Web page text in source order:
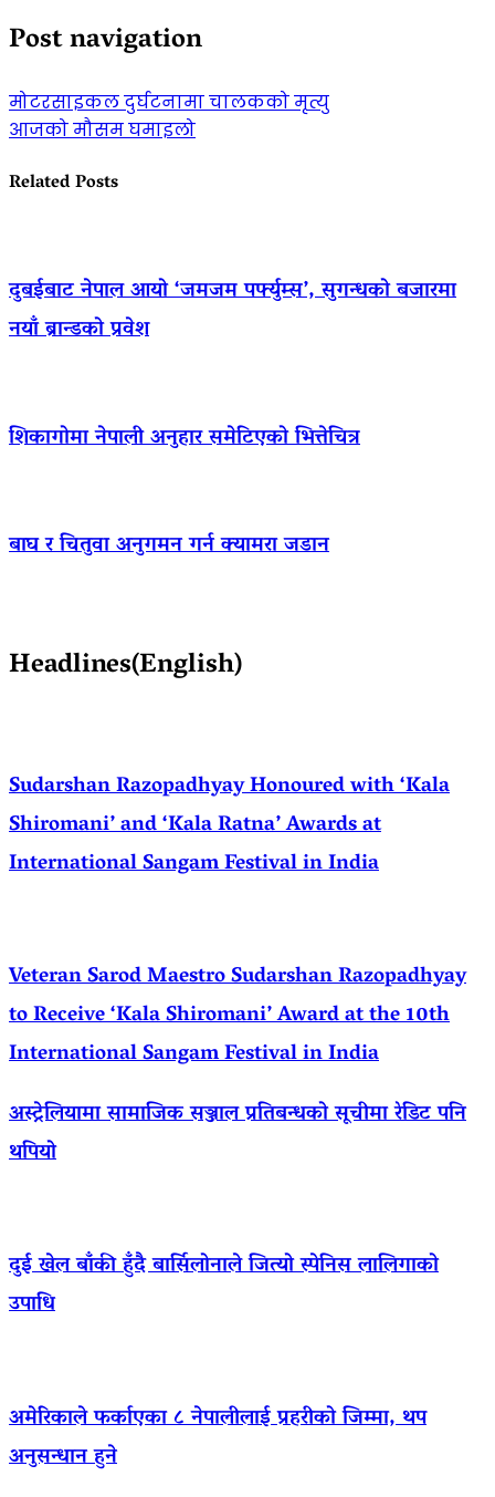
Post navigation
मोटरसाइकल दुर्घटनामा चालकको मृत्यु
आजको मौसम घमाइलो
Related Posts
दुबईबाट नेपाल आयो ‘जमजम पर्फ्युम्स’, सुगन्धको बजारमा
नयाँ ब्रान्डको प्रवेश
शिकागोमा नेपाली अनुहार समेटिएको भित्तेचित्र
बाघ र चितुवा अनुगमन गर्न क्यामरा जडान
Headlines(English)
Sudarshan Razopadhyay Honoured with ‘Kala
Shiromani’ and ‘Kala Ratna’ Awards at
International Sangam Festival in India
Veteran Sarod Maestro Sudarshan Razopadhyay
to Receive ‘Kala Shiromani’ Award at the 10th
International Sangam Festival in India
अस्ट्रेलियामा सामाजिक सञ्जाल प्रतिबन्धको सूचीमा रेडिट पनि
थपियो
दुई खेल बाँकी हुँदै बार्सिलोनाले जित्यो स्पेनिस लालिगाको
उपाधि
अमेरिकाले फर्काएका ८ नेपालीलाई प्रहरीको जिम्मा, थप
अनुसन्धान हुने